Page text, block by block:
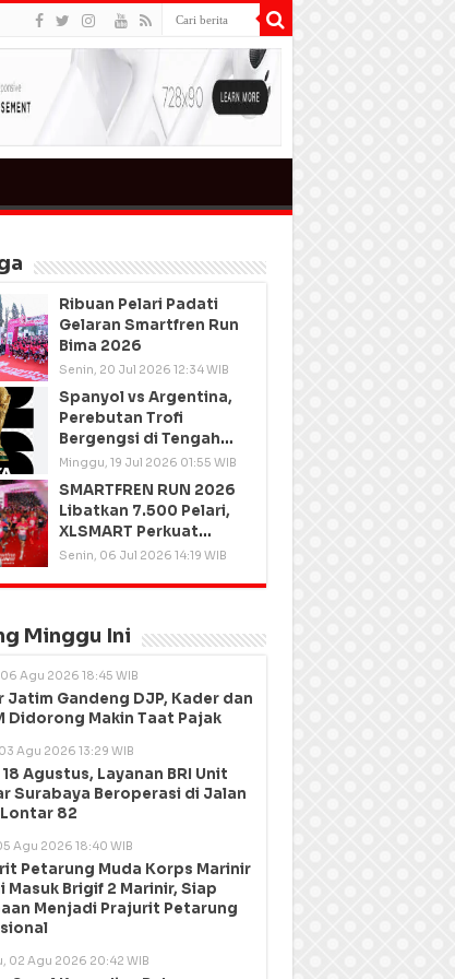
Ribuan Pelari Padati
Gelaran Smartfren Run
Bima 2026
Senin, 20 Jul 2026 12:34 WIB
Spanyol vs Argentina,
Perebutan Trofi
Bergengsi di Tengah
Semangat Persatuan
Minggu, 19 Jul 2026 01:55 WIB
SMARTFREN RUN 2026
Libatkan 7.500 Pelari,
XLSMART Perkuat
Kedekatan dengan
Senin, 06 Jul 2026 14:19 WIB
Minggu Ini
Agu 2026 18:45 WIB
Jatim Gandeng DJP, Kader dan
Didorong Makin Taat Pajak
Agu 2026 13:29 WIB
Agustus, Layanan BRI Unit
Surabaya Beroperasi di Jalan
82
Agu 2026 18:40 WIB
Petarung Muda Korps Marinir
Masuk Brigif 2 Marinir, Siap
Menjadi Prajurit Petarung
02 Agu 2026 20:42 WIB